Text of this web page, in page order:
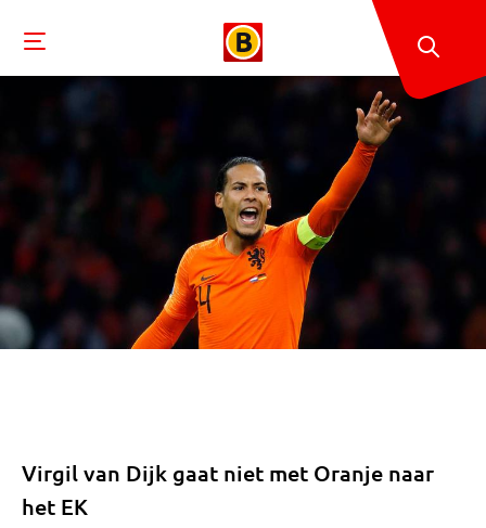
Virgil van Dijk gaat niet met Oranje naar
het EK